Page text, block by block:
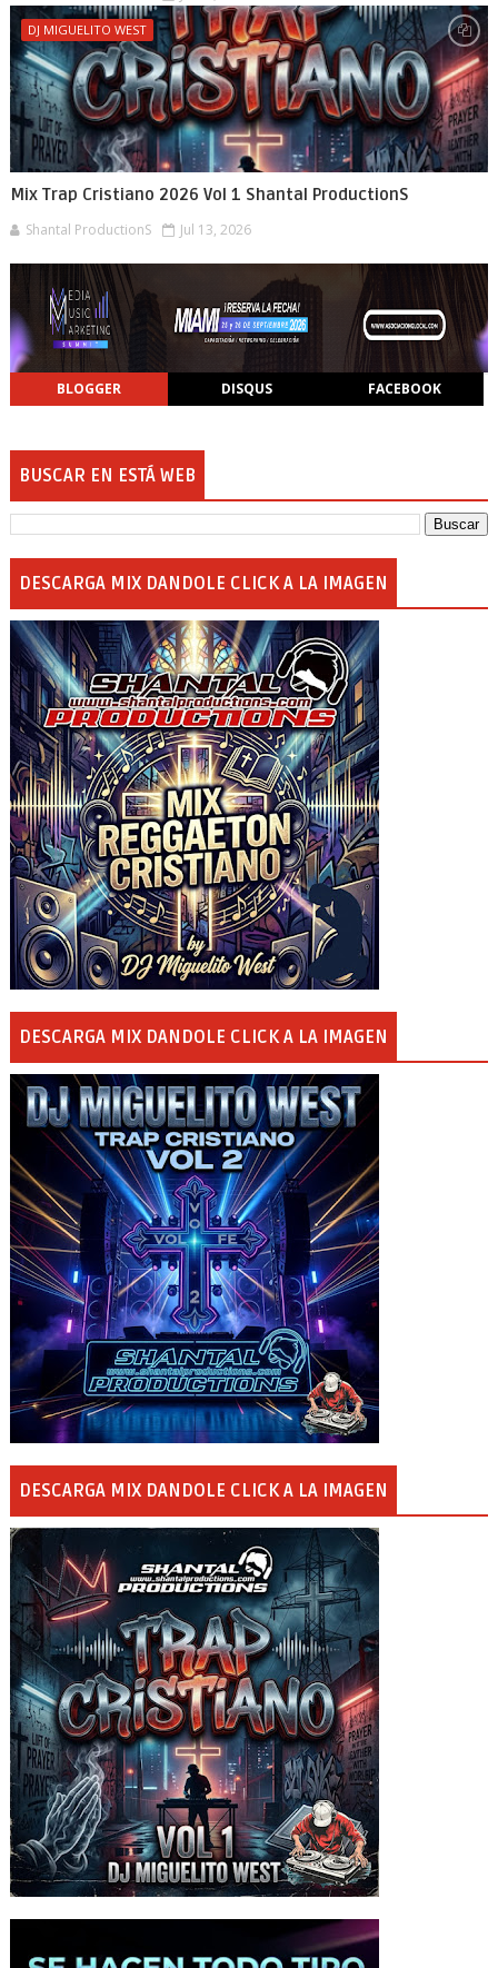
DJ MIGUELITO WEST
Mix Trap Cristiano 2026 Vol 1 Shantal ProductionS
Shantal ProductionS Jul 13, 2026
BLOGGER DISQUS FACEBOOK
BUSCAR EN ESTÁ WEB
DESCARGA MIX DANDOLE CLICK A LA IMAGEN
DESCARGA MIX DANDOLE CLICK A LA IMAGEN
DESCARGA MIX DANDOLE CLICK A LA IMAGEN